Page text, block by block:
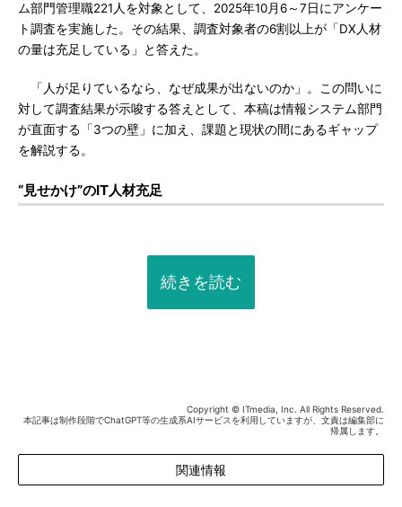
ム部門管理職221人を対象として、2025年10月6～7日にアンケー
ト調査を実施した。その結果、調査対象者の6割以上が「DX人材
の量は充足している」と答えた。
「人が足りているなら、なぜ成果が出ないのか」。この問いに
対して調査結果が示唆する答えとして、本稿は情報システム部門
が直面する「3つの壁」に加え、課題と現状の間にあるギャップ
を解説する。
“見せかけ”のIT人材充足
続きを読む
Copyright © ITmedia, Inc. All Rights Reserved.
本記事は制作段階でChatGPT等の生成系AIサービスを利用していますが、文責は編集部に
帰属します。
関連情報